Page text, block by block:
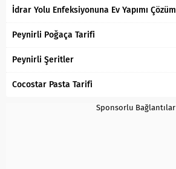
İdrar Yolu Enfeksiyonuna Ev Yapımı Çözüm
Peynirli Poğaça Tarifi
Peynirli Şeritler
Cocostar Pasta Tarifi
Sponsorlu Bağlantılar